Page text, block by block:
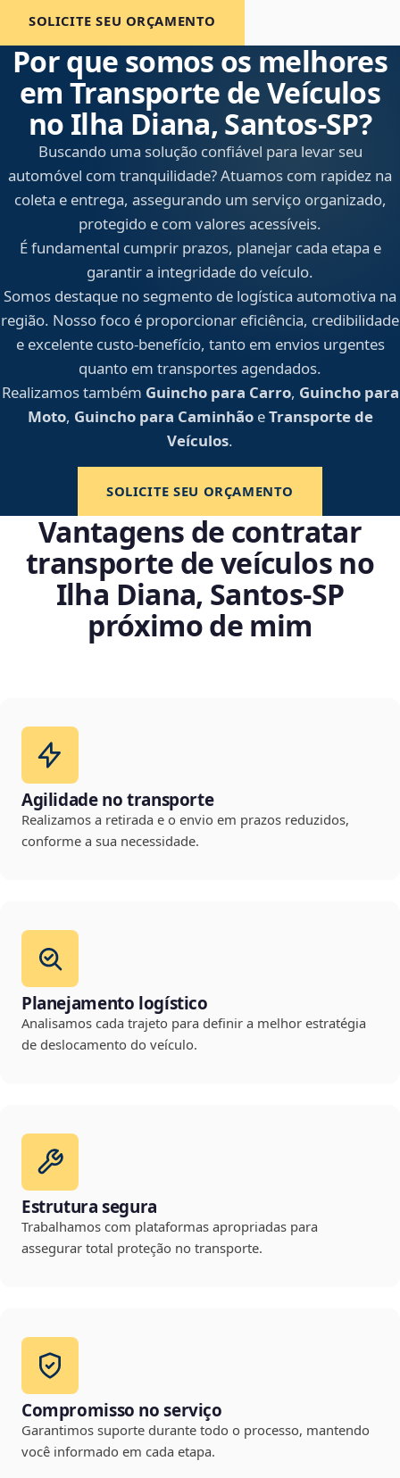
SOLICITE SEU ORÇAMENTO
Por que somos os melhores
em Transporte de Veículos
no Ilha Diana, Santos‑SP?
Buscando uma solução confiável para levar seu
automóvel com tranquilidade? Atuamos com rapidez na
coleta e entrega, assegurando um serviço organizado,
protegido e com valores acessíveis.
É fundamental cumprir prazos, planejar cada etapa e
garantir a integridade do veículo.
Somos destaque no segmento de logística automotiva na
região. Nosso foco é proporcionar eficiência, credibilidade
e excelente custo-benefício, tanto em envios urgentes
quanto em transportes agendados.
Realizamos também Guincho para Carro, Guincho para
Moto, Guincho para CaminhãoeTransporte de
Veículos.
SOLICITE SEU ORÇAMENTO
Vantagens de contratar
transporte de veículos no
Ilha Diana, Santos‑SP
próximo de mim
Agilidade no transporte
Realizamos a retirada e o envio em prazos reduzidos,
conforme a sua necessidade.
Planejamento logístico
Analisamos cada trajeto para definir a melhor estratégia
de deslocamento do veículo.
Estrutura segura
Trabalhamos com plataformas apropriadas para
assegurar total proteção no transporte.
Compromisso no serviço
Garantimos suporte durante todo o processo, mantendo
você informado em cada etapa.